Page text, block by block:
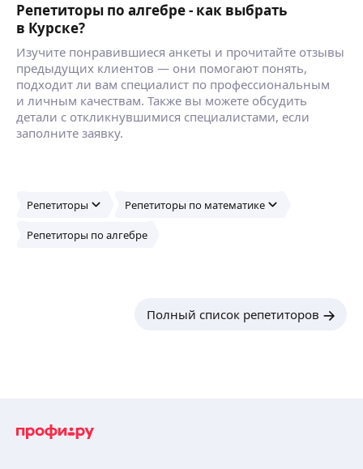
Репетиторы по алгебре - как выбрать
в Курске?
Изучите понравившиеся анкеты и прочитайте отзывы
предыдущих клиентов — они помогают понять,
подходит ли вам специалист по профессиональным
и личным качествам. Также вы можете обсудить
детали с откликнувшимися специалистами, если
заполните заявку.
Репетиторы Репетиторы по математике
Репетиторы по алгебре
Полный список репетиторов